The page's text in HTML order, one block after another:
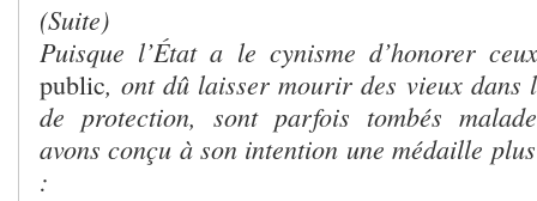
(Suite)
Puisque l’État a le cynisme d’honorer
public, ont dû laisser mourir des vieux dans
de protection, sont parfois tombés
avons conçu à son intention une médaille
: